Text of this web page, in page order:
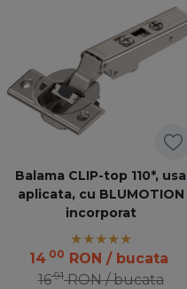
Balama CLIP-top 110*, usa
aplicata, cu BLUMOTION
incorporat
14 00 RON / bucata
1691 RON / bucata